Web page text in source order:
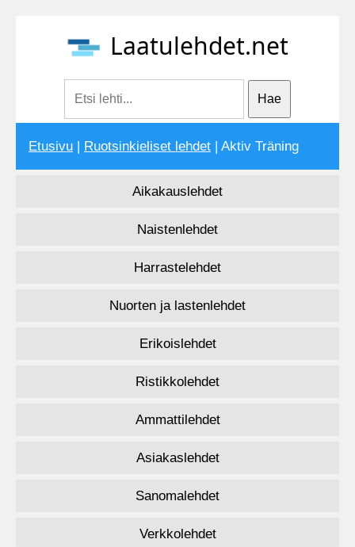
Laatulehdet.net
Etusivu Ruotsinkieliset lehdet | Aktiv Träning
Aikakauslehdet
Naistenlehdet
Harrastelehdet
Nuorten ja lastenlehdet
Erikoislehdet
Ristikkolehdet
Ammattilehdet
Asiakaslehdet
Sanomalehdet
Verkkolehdet